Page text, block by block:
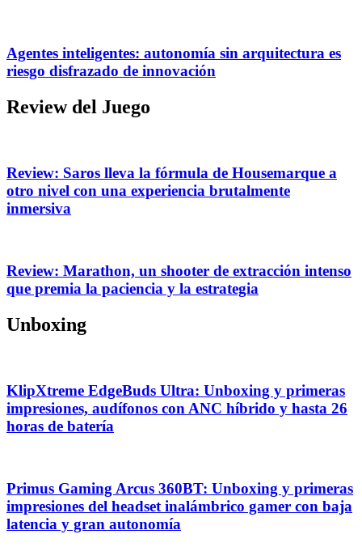
Agentes inteligentes: autonomía sin arquitectura es
riesgo disfrazado de innovación
Review del Juego
Review: Saros lleva la fórmula de Housemarque a
otro nivel con una experiencia brutalmente
inmersiva
Review: Marathon, un shooter de extracción intenso
que premia la paciencia y la estrategia
Unboxing
KlipXtreme EdgeBuds Ultra: Unboxing y primeras
impresiones, audífonos con ANC híbrido y hasta 26
horas de batería
Primus Gaming Arcus 360BT: Unboxing y primeras
impresiones del headset inalámbrico gamer con baja
latencia y gran autonomía